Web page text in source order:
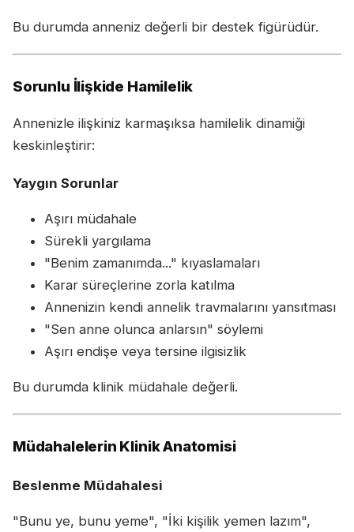
Bu durumda anneniz değerli bir destek figürüdür.
Sorunlu İlişkide Hamilelik
Annenizle ilişkiniz karmaşıksa hamilelik dinamiği
keskinleştirir:
Yaygın Sorunlar
Aşırı müdahale
Sürekli yargılama
"Benim zamanımda..." kıyaslamaları
Karar süreçlerine zorla katılma
Annenizin kendi annelik travmalarını yansıtması
"Sen anne olunca anlarsın" söylemi
Aşırı endişe veya tersine ilgisizlik
Bu durumda klinik müdahale değerli.
Müdahalelerin Klinik Anatomisi
Beslenme Müdahalesi
"Bunu ye, bunu yeme", "İki kişilik yemen lazım",